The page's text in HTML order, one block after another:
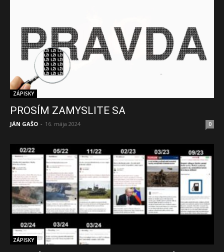
ZÁPISKY
PROSÍM ZAMYSLITE SA
JÁN GAŠO - 16. mája 2024 0
ZÁPISKY